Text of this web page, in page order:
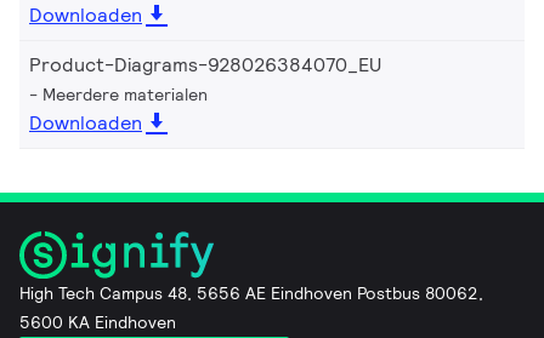
Downloaden
Product-Diagrams-928026384070_EU
Meerdere materialen
Downloaden
High Tech Campus 48, 5656 AE Eindhoven Postbus 80062,
5600 KA Eindhoven